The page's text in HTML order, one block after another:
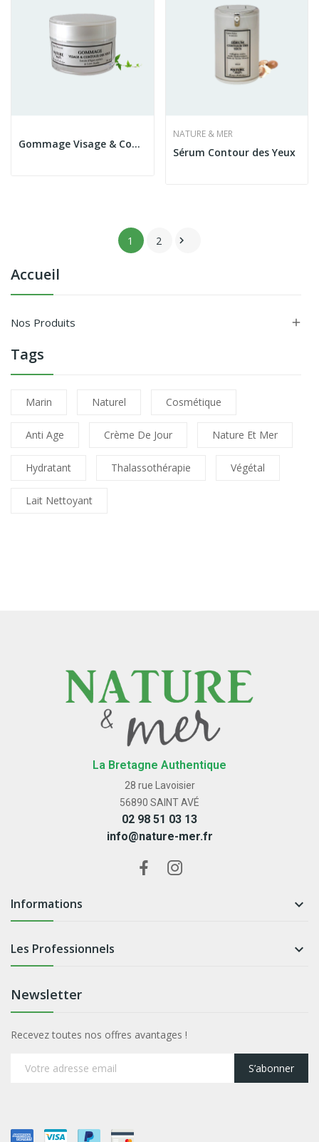
Accueil
Nos Produits 
Tags
Marin Naturel Cosmétique
Anti Age Crème De Jour Nature Et Mer
Hydratant Thalassothérapie Végétal
Lait Nettoyant
Gommage Visage & Contour des Yeux
NATURE & MER
Sérum Contour des Yeux
1 2 
La Bretagne Authentique
28 rue Lavoisier
56890 SAINT AVÉ
02 98 51 03 13
info@nature-mer.fr
Informations 
Les Professionnels 
Newsletter
Recevez toutes nos offres avantages !
S’abonner